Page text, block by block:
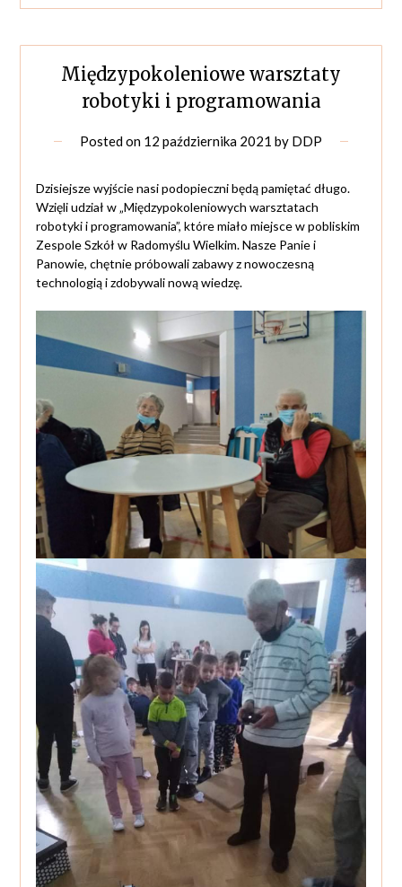
Międzypokoleniowe warsztaty
robotyki i programowania
Posted on 12 października 2021 by DDP
Dzisiejsze wyjście nasi podopieczni będą pamiętać długo.
Wzięli udział w „Międzypokoleniowych warsztatach
robotyki i programowania”, które miało miejsce w pobliskim
Zespole Szkół w Radomyślu Wielkim. Nasze Panie i
Panowie, chętnie próbowali zabawy z nowoczesną
technologią i zdobywali nową wiedzę.